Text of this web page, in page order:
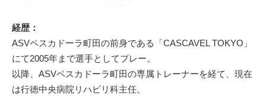
経歴：
ASVペスカドーラ町田の前身である「CASCAVEL TOKYO」
にて2005年まで選手としてプレー。
以降、ASVペスカドーラ町田の専属トレーナーを経て、現在
は行徳中央病院リハビリ科主任。